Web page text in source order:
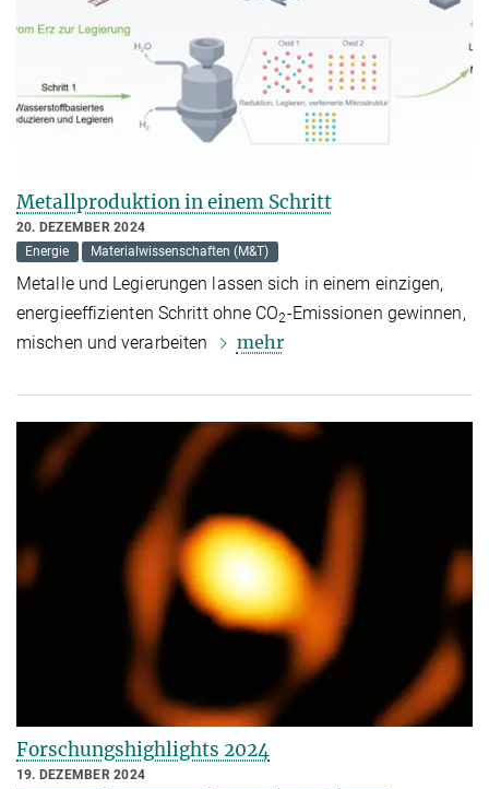
Metallproduktion in einem Schritt
20. DEZEMBER 2024
Energie
Materialwissenschaften (M&T)
Metalle und Legierungen lassen sich in einem einzigen,
energieeffizienten Schritt ohne CO2-Emissionen gewinnen,
mischen und verarbeiten
mehr
Forschungshighlights 2024
19. DEZEMBER 2024